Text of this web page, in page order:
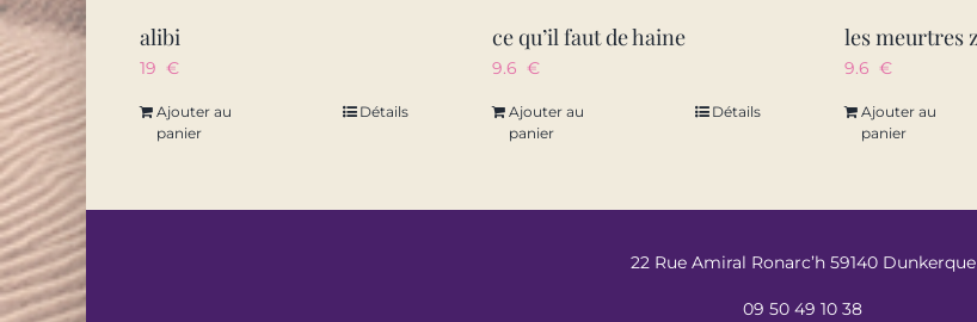
alibi
19 €
Ajouter au
panier
Détails
ce qu’il faut de haine
9.6 €
Ajouter au
panier
Détails
9.6 €
Ajouter au
panier
22 Rue Amiral Ronarc’h 59140 Dunkerque
09 50 49 10 38